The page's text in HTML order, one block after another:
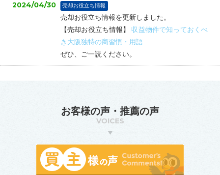
2024/04/30 売却お役立ち情報
売却お役立ち情報を更新しました。
【売却お役立ち情報】
収益物件で知っておくべ
き大阪独特の商習慣・用語
ぜひ、ご一読ください。
お客様の声・推薦の声
VOICES